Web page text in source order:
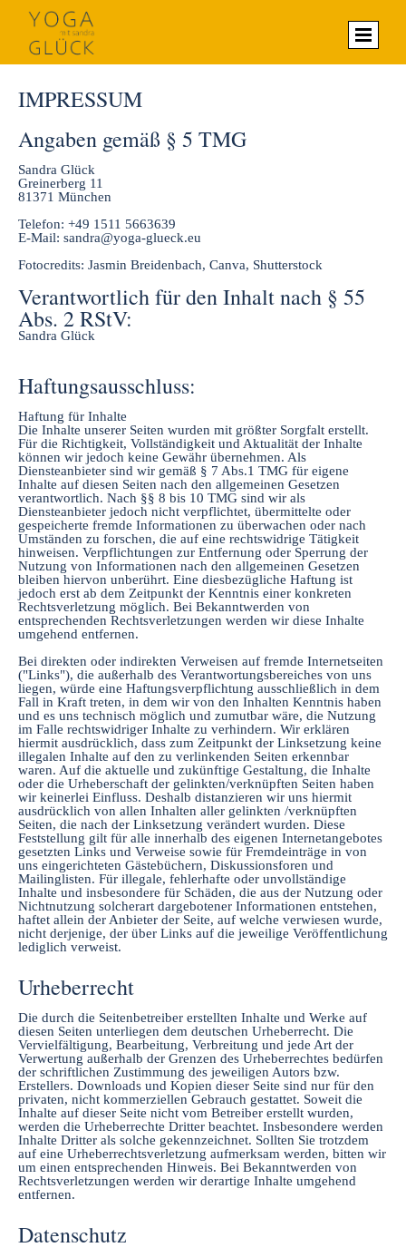
IMPRESSUM
Angaben gemäß § 5 TMG
Sandra Glück
Greinerberg 11
81371 München
Telefon: +49 1511 5663639
E-Mail: sandra@yoga-glueck.eu
Fotocredits: Jasmin Breidenbach, Canva, Shutterstock
Verantwortlich für den Inhalt nach § 55
Abs. 2 RStV:
Sandra Glück
Haftungsausschluss:
Haftung für Inhalte
Die Inhalte unserer Seiten wurden mit größter Sorgfalt erstellt.
Für die Richtigkeit, Vollständigkeit und Aktualität der Inhalte
können wir jedoch keine Gewähr übernehmen. Als
Diensteanbieter sind wir gemäß § 7 Abs.1 TMG für eigene
Inhalte auf diesen Seiten nach den allgemeinen Gesetzen
verantwortlich. Nach §§ 8 bis 10 TMG sind wir als
Diensteanbieter jedoch nicht verpflichtet, übermittelte oder
gespeicherte fremde Informationen zu überwachen oder nach
Umständen zu forschen, die auf eine rechtswidrige Tätigkeit
hinweisen. Verpflichtungen zur Entfernung oder Sperrung der
Nutzung von Informationen nach den allgemeinen Gesetzen
bleiben hiervon unberührt. Eine diesbezügliche Haftung ist
jedoch erst ab dem Zeitpunkt der Kenntnis einer konkreten
Rechtsverletzung möglich. Bei Bekanntwerden von
entsprechenden Rechtsverletzungen werden wir diese Inhalte
umgehend entfernen.
Bei direkten oder indirekten Verweisen auf fremde Internetseiten
("Links"), die außerhalb des Verantwortungsbereiches von uns
liegen, würde eine Haftungsverpflichtung ausschließlich in dem
Fall in Kraft treten, in dem wir von den Inhalten Kenntnis haben
und es uns technisch möglich und zumutbar wäre, die Nutzung
im Falle rechtswidriger Inhalte zu verhindern. Wir erklären
hiermit ausdrücklich, dass zum Zeitpunkt der Linksetzung keine
illegalen Inhalte auf den zu verlinkenden Seiten erkennbar
waren. Auf die aktuelle und zukünftige Gestaltung, die Inhalte
oder die Urheberschaft der gelinkten/verknüpften Seiten haben
wir keinerlei Einfluss. Deshalb distanzieren wir uns hiermit
ausdrücklich von allen Inhalten aller gelinkten /verknüpften
Seiten, die nach der Linksetzung verändert wurden. Diese
Feststellung gilt für alle innerhalb des eigenen Internetangebotes
gesetzten Links und Verweise sowie für Fremdeinträge in von
uns eingerichteten Gästebüchern, Diskussionsforen und
Mailinglisten. Für illegale, fehlerhafte oder unvollständige
Inhalte und insbesondere für Schäden, die aus der Nutzung oder
Nichtnutzung solcherart dargebotener Informationen entstehen,
haftet allein der Anbieter der Seite, auf welche verwiesen wurde,
nicht derjenige, der über Links auf die jeweilige Veröffentlichung
lediglich verweist.
Urheberrecht
Die durch die Seitenbetreiber erstellten Inhalte und Werke auf
diesen Seiten unterliegen dem deutschen Urheberrecht. Die
Vervielfältigung, Bearbeitung, Verbreitung und jede Art der
Verwertung außerhalb der Grenzen des Urheberrechtes bedürfen
der schriftlichen Zustimmung des jeweiligen Autors bzw.
Erstellers. Downloads und Kopien dieser Seite sind nur für den
privaten, nicht kommerziellen Gebrauch gestattet. Soweit die
Inhalte auf dieser Seite nicht vom Betreiber erstellt wurden,
werden die Urheberrechte Dritter beachtet. Insbesondere werden
Inhalte Dritter als solche gekennzeichnet. Sollten Sie trotzdem
auf eine Urheberrechtsverletzung aufmerksam werden, bitten wir
um einen entsprechenden Hinweis. Bei Bekanntwerden von
Rechtsverletzungen werden wir derartige Inhalte umgehend
entfernen.
Datenschutz